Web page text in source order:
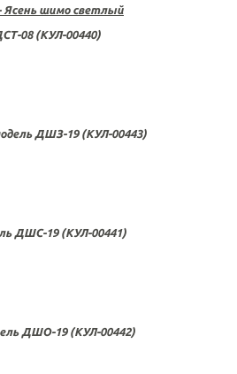
Ясень шимо светлый
08 (КУЛ-00440)
ДШЗ-19 (КУЛ-00443)
ДШС-19 (КУЛ-00441)
ДШО-19 (КУЛ-00442)